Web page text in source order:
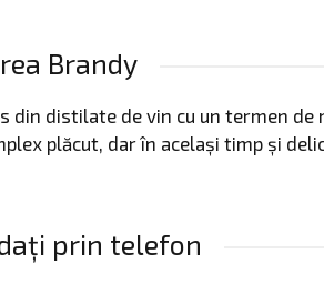
Brandy
din distilate de vin cu un termen de
plăcut, dar în același timp și
prin telefon